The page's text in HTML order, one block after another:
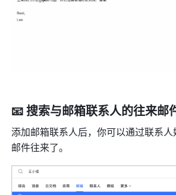
📧 搜索与邮箱联系人的往来邮
添加邮箱联系人后，你可以通过联系
邮件往来了。